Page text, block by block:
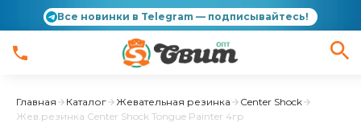
Все новинки в Telegram — подписывайтесь!
Главная Каталог Жевательная резинка
Center Shock
Жев.резинка Center Shock Tongue Painter 4гр